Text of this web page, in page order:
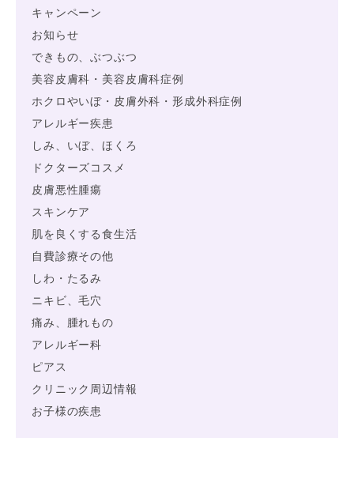
キャンペーン
お知らせ
できもの、ぶつぶつ
美容皮膚科・美容皮膚科症例
ホクロやいぼ・皮膚外科・形成外科症例
アレルギー疾患
しみ、いぼ、ほくろ
ドクターズコスメ
皮膚悪性腫瘍
スキンケア
肌を良くする食生活
自費診療その他
しわ・たるみ
ニキビ、毛穴
痛み、腫れもの
アレルギー科
ピアス
クリニック周辺情報
お子様の疾患